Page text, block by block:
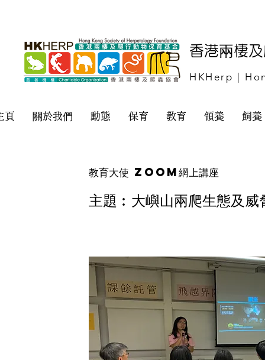
香港兩棲
HKHerp |
頁 關於我們 動態 保育 教育 領養 飼養
教育大使 Zoom網上講座
主題︰大嶼山兩爬生態及威